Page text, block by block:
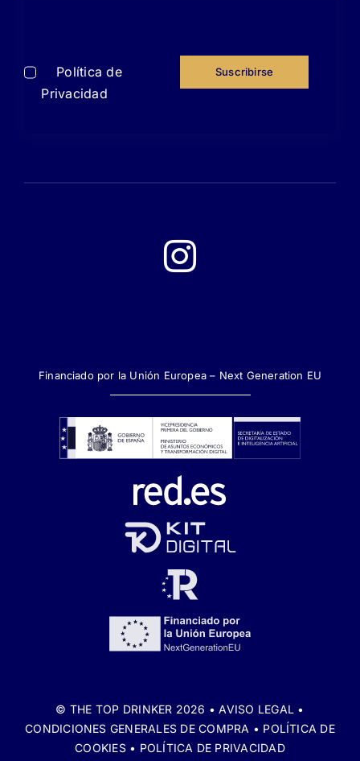
Política de
Privacidad
Suscribirse
Financiado por la Unión Europea – Next Generation EU
© THE TOP DRINKER 2026 •AVISO LEGAL •
CONDICIONES GENERALES DE COMPRA • POLÍTICA DE
COOKIES• POLÍTICA DE PRIVACIDAD